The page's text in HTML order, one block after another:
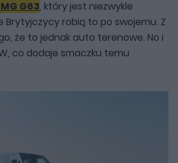
G63, który jest niezwykle
Brytyjczycy robią to po swojemu. Z
że to jednak auto terenowe. No i
co dodaje smaczku temu